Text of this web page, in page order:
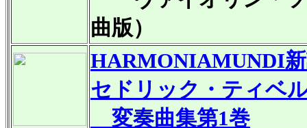
曲版）
HARMONIAMUNDI
セドリック・ティベ
変奏曲集第1巻